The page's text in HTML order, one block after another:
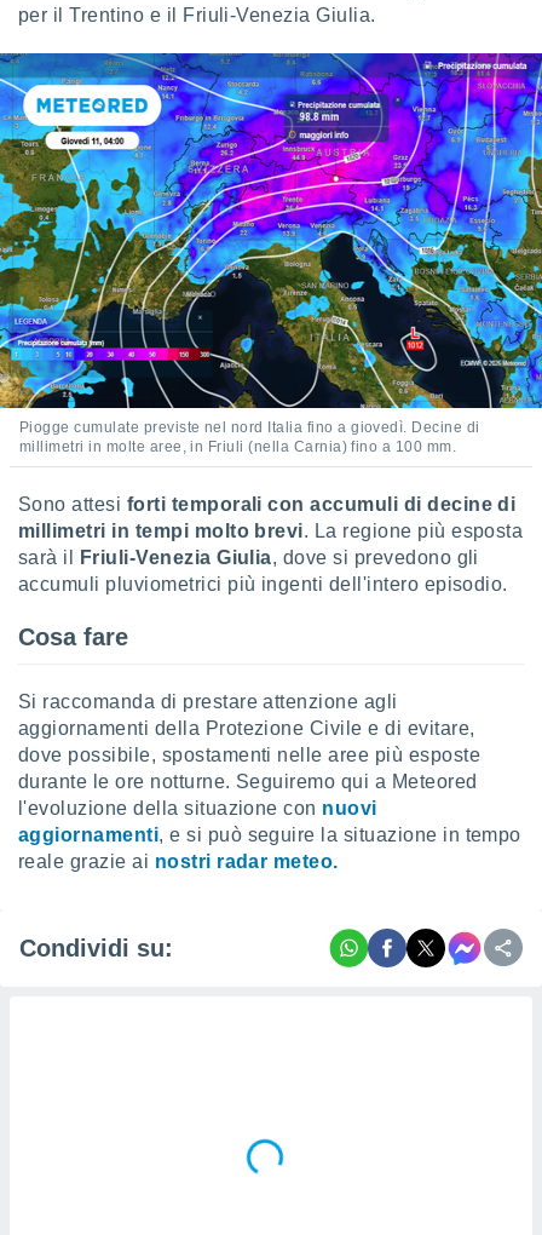
per il Trentino e il Friuli-Venezia Giulia.
Piogge cumulate previste nel nord Italia fino a giovedì. Decine di
millimetri in molte aree, in Friuli (nella Carnia) fino a 100 mm.
Sono attesi forti temporali con accumuli di decine di
millimetri in tempi molto brevi. La regione più esposta
sarà il
Friuli-Venezia Giulia, dove si prevedono gli
accumuli pluviometrici più ingenti dell'intero episodio.
Cosa fare
Si raccomanda di prestare attenzione agli
aggiornamenti della Protezione Civile e di evitare,
dove possibile, spostamenti nelle aree più esposte
durante le ore notturne. Seguiremo qui a Meteored
l'evoluzione della situazione con nuovi
aggiornamenti, e si può seguire la situazione in tempo
reale grazie ai nostri radar meteo.
Condividi su: